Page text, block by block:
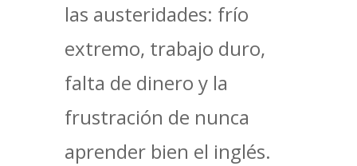
las austeridades: frío
extremo, trabajo duro,
falta de dinero y la
frustración de nunca
aprender bien el inglés.